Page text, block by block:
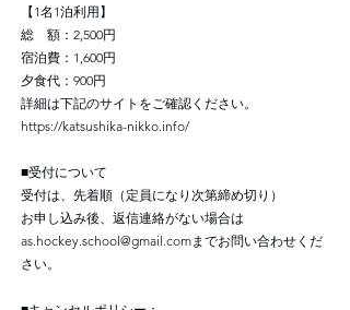
【1名1泊利用】
総 額：2,500円
宿泊費：1,600円
夕食代：900円
詳細は下記のサイトをご確認ください。
https://katsushika-nikko.info/
■受付について
受付は、先着順（定員になり次第締め切り）
お申し込み後、返信連絡がない場合は
as.hockey.school@gmail.comまでお問い合わせくだ
さい。